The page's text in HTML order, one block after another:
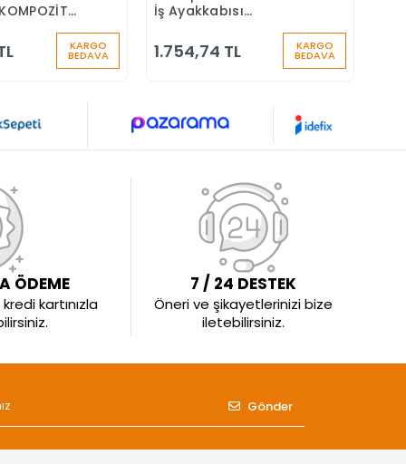
KARGO
BEDAVA
İş Ayakkabısı
1.754,74 TL KARGO
BEDAVA
ÖDEME
kartınızla
7 / 24 DESTEK
Öneri ve şikayetlerinizi bize
iletebilirsiniz.
Gönder